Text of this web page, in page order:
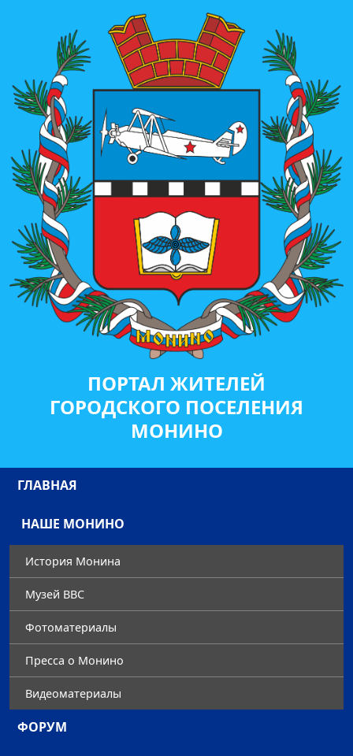
ПОРТАЛ ЖИТЕЛЕЙ
ГОРОДСКОГО ПОСЕЛЕНИЯ
МОНИНО
ГЛАВНАЯ
НАШЕ МОНИНО
История Монина
Музей ВВС
Фотоматериалы
Преccа о Монино
Видеоматериалы
ФОРУМ